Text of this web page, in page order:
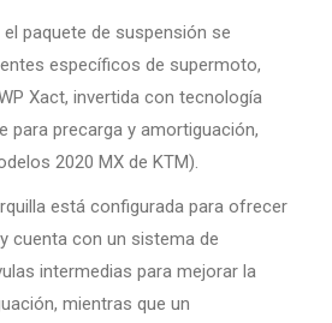
paquete de suspensión se
específicos de supermoto,
Xact, invertida con tecnología
para precarga y amortiguación,
2020 MX de KTM).
está configurada para ofrecer
cuenta con un sistema de
intermedias para mejorar la
mientras que un